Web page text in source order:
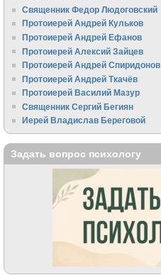
Священник Федор Людоговский
Протоиерей Андрей Кульков
Протоиерей Андрей Ефанов
Протоиерей Алексий Зайцев
Протоиерей Андрей Спиридонов
Протоиерей Андрей Ткачёв
Протоиерей Василий Мазур
Священник Сергий Бегиян
Иерей Владислав Береговой
Задать вопрос психологу